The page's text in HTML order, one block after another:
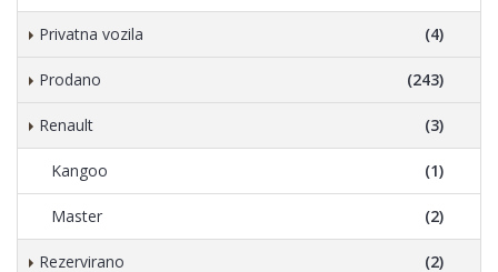
Privatna vozila (4)
Prodano (243)
Renault (3)
Kangoo (1)
Master (2)
Rezervirano (2)